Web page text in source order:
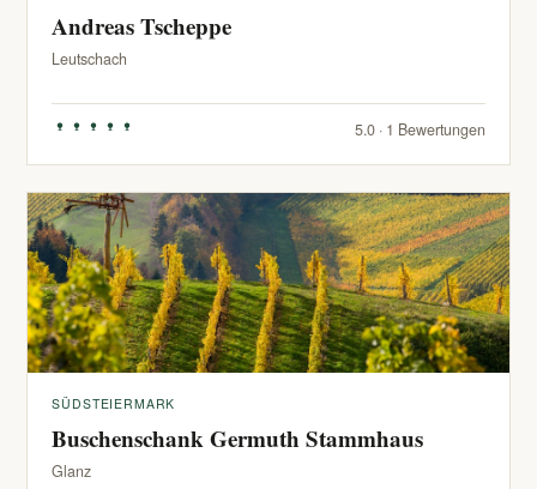
Andreas Tscheppe
Leutschach
5.0 · 1 Bewertungen
SÜDSTEIERMARK
Buschenschank Germuth Stammhaus
Glanz